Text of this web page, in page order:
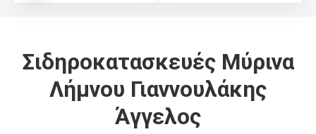
Search
Σιδηροκατασκευές Μύρινα
Λήμνου Γιαννουλάκης
Άγγελος